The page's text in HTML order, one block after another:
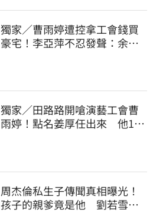
獨家／曹雨婷遭控拿工會錢買
豪宅！李亞萍不忍發聲：余天
獨家／田路路開嗆演藝工會曹
雨婷！點名姜厚任出來 他16
周杰倫私生子傳聞真相曝光！
孩子的親爹竟是他 劉若雪閨